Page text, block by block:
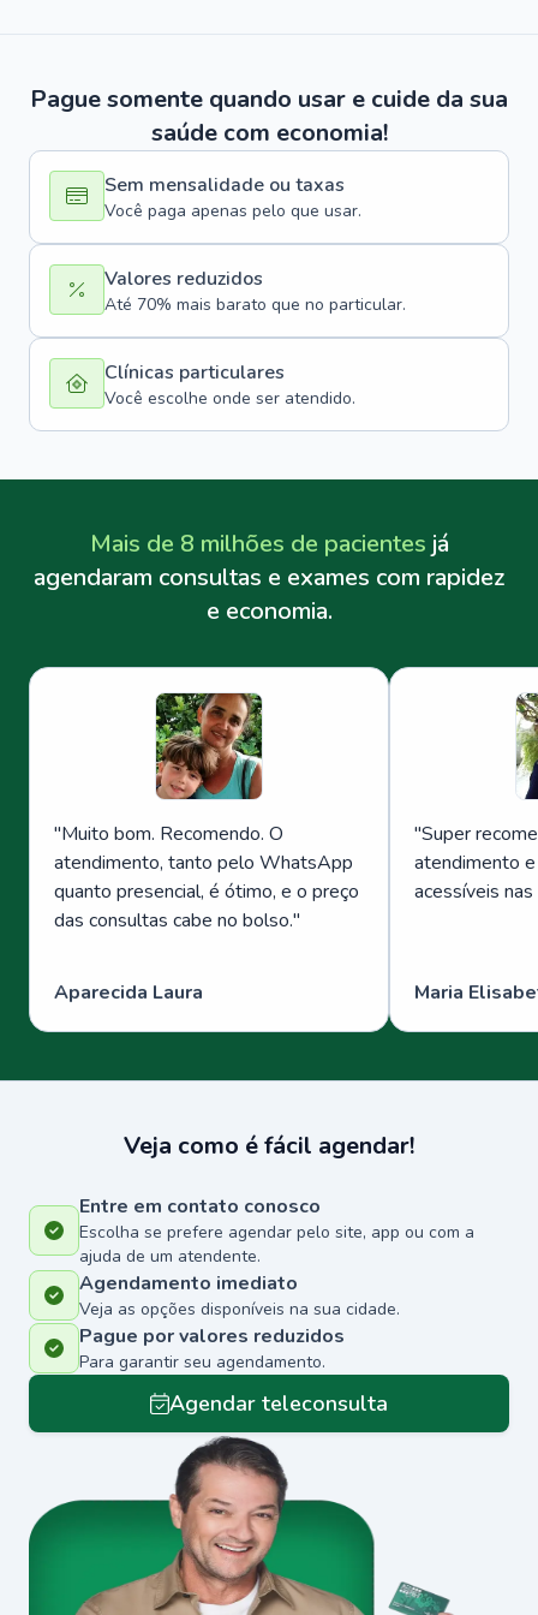
Pague somente quando usar e cuide da sua
saúde com economia!
Sem mensalidade ou taxas
Você paga apenas pelo que usar.
Valores reduzidos
Até 70% mais barato que no particular.
Clínicas particulares
Você escolhe onde ser atendido.
Mais de 8 milhões de pacientes já
agendaram consultas e exames com rapidez
e economia.
"Muito bom. Recomendo. O
atendimento, tanto pelo WhatsApp
quanto presencial, é ótimo, e o preço
das consultas cabe no bolso."
Aparecida Laura
"Super
atendimento
acessíveis
Maria
Veja como é fácil agendar!
Entre em contato conosco
Escolha se prefere agendar pelo site, app ou com a
ajuda de um atendente.
Agendamento imediato
Veja as opções disponíveis na sua cidade.
Pague por valores reduzidos
Para garantir seu agendamento.
Agendar teleconsulta